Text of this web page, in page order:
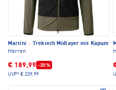
Martini ·
Trektech Midlayer mit Kapuze
Herren
€ 189,99 -20 %
UVP* € 239,99